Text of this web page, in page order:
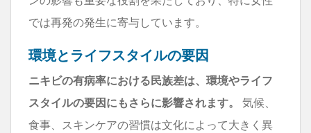
では再発の発生に寄与しています。
環境とライフスタイルの要因
ニキビの有病率における民族差は、環境やライフ
スタイルの要因にもさらに影響されます。
気候、
食事、スキンケアの習慣は文化によって大きく異